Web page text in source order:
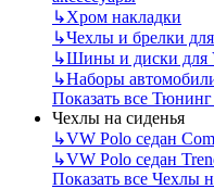
↳Хром накладки
↳Чехлы и брелки
↳Шины и диски для
↳Наборы
Показать все
Чехлы на сиденья
↳VW Polo седан
↳VW Polo седан
Показать все Чехлы